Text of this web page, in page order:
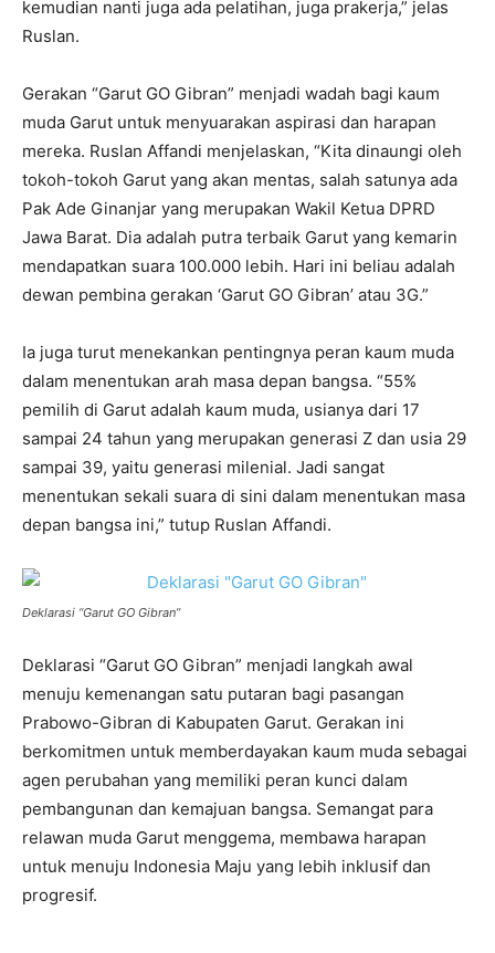
kemudian nanti juga ada pelatihan, juga prakerja,” jelas
Ruslan.
Gerakan “Garut GO Gibran” menjadi wadah bagi kaum
muda Garut untuk menyuarakan aspirasi dan harapan
mereka. Ruslan Affandi menjelaskan, “Kita dinaungi oleh
tokoh-tokoh Garut yang akan mentas, salah satunya ada
Pak Ade Ginanjar yang merupakan Wakil Ketua DPRD
Jawa Barat. Dia adalah putra terbaik Garut yang kemarin
mendapatkan suara 100.000 lebih. Hari ini beliau adalah
dewan pembina gerakan ‘Garut GO Gibran’ atau 3G.”
Ia juga turut menekankan pentingnya peran kaum muda
dalam menentukan arah masa depan bangsa. “55%
pemilih di Garut adalah kaum muda, usianya dari 17
sampai 24 tahun yang merupakan generasi Z dan usia 29
sampai 39, yaitu generasi milenial. Jadi sangat
menentukan sekali suara di sini dalam menentukan masa
depan bangsa ini,” tutup Ruslan Affandi.
Deklarasi “Garut GO Gibran”
Deklarasi “Garut GO Gibran” menjadi langkah awal
menuju kemenangan satu putaran bagi pasangan
Prabowo-Gibran di Kabupaten Garut. Gerakan ini
berkomitmen untuk memberdayakan kaum muda sebagai
agen perubahan yang memiliki peran kunci dalam
pembangunan dan kemajuan bangsa. Semangat para
relawan muda Garut menggema, membawa harapan
untuk menuju Indonesia Maju yang lebih inklusif dan
progresif.